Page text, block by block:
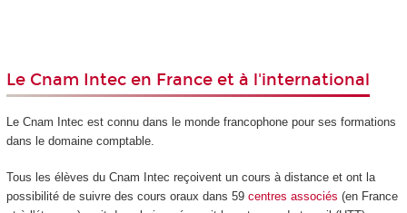
Le Cnam Intec en France et à l'international
Le Cnam Intec est connu dans le monde francophone pour ses formations
dans le domaine comptable.
Tous les élèves du Cnam Intec reçoivent un cours à distance et ont la
possibilité de suivre des cours oraux dans 59 centres associés (en France